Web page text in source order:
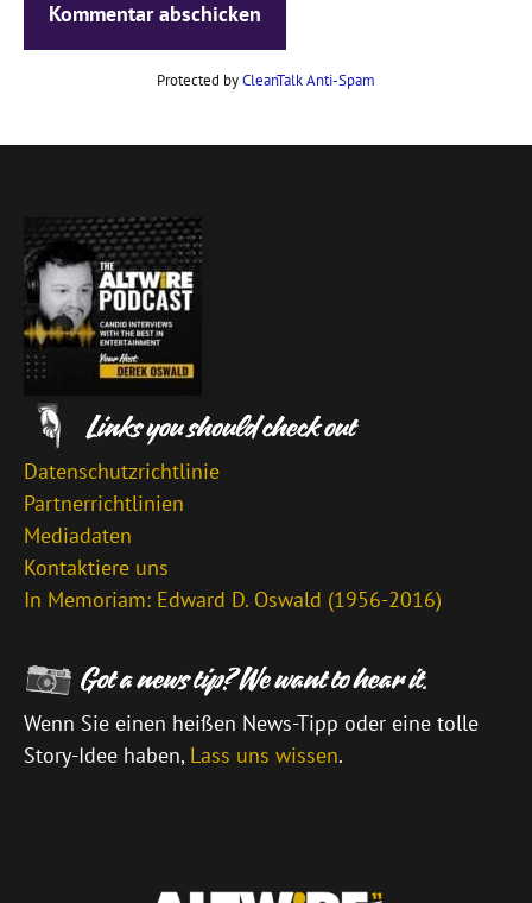
Protected byCleanTalk Anti-Spam
Datenschutzrichtlinie
Partnerrichtlinien
Mediadaten
Kontaktiere uns
In Memoriam: Edward D. Oswald (1956-2016)
Wenn Sie einen heißen News-Tipp oder eine tolle
Story-Idee haben, Lass uns wissen.